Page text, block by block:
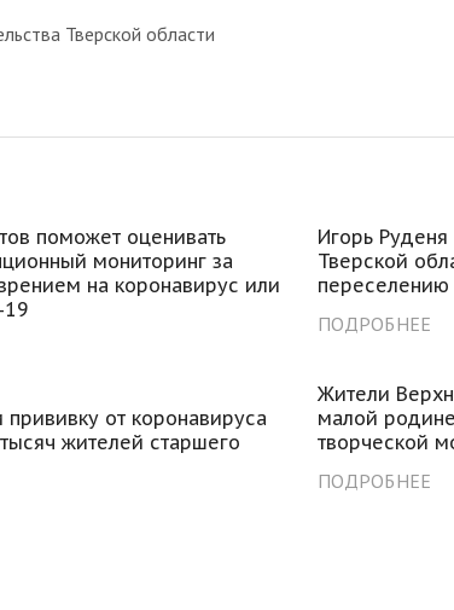
Тверской области
поможет оценивать
мониторинг за
на коронавирус или
19
Игорь
Тверской
переселению
ПОДРОБНЕЕ
Жители
малой
творческой
ПОДРОБНЕЕ
от коронавируса
жителей старшего